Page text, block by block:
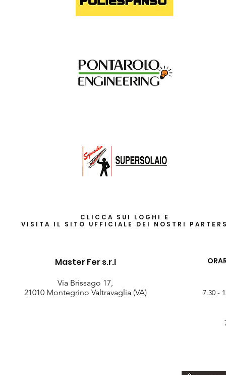
CLICCA SUI LOGHI E
VISITA IL SITO UFFICIALE DEI NOSTRI
Master Fer s.r.l
Via Brissago 17,
21010 Montegrino Valtravaglia (VA)
7.30 -